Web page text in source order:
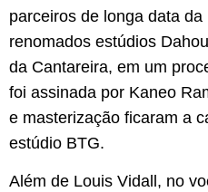
parceiros de longa data
renomados estúdios
da Cantareira, em um
foi assinada por Kaneo
e masterização ficaram a
estúdio BTG.
Além de Louis Vidall, no